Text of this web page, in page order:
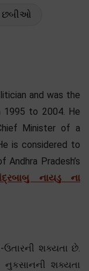
છબીઓ
and was the
1995 to 2004. He
Minister of a
is considered to
Pradesh’s
નાયડુ ના
ઉતારની શક્યતા છે.
શક્યતા